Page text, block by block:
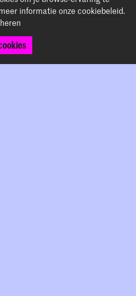
informatie onze cookiebeleid.